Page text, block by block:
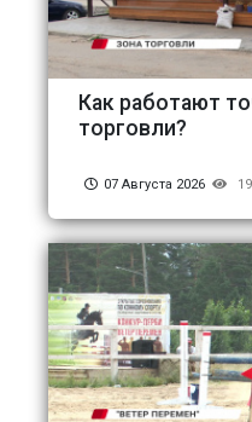
Как работают
торговли?
07 Августа 2026